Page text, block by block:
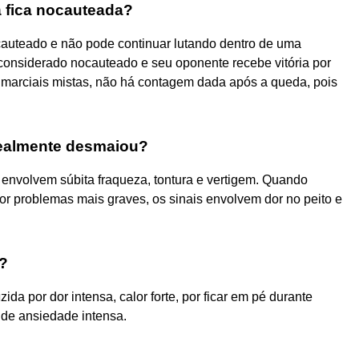
fica nocauteada?
e não pode continuar lutando dentro de uma
nocauteado e seu oponente recebe vitória por
mistas, não há contagem dada após a queda, pois
desmaiou?
súbita fraqueza, tontura e vertigem. Quando
problemas mais graves, os sinais envolvem dor no peito e
por dor intensa, calor forte, por ficar em pé durante
ansiedade intensa.